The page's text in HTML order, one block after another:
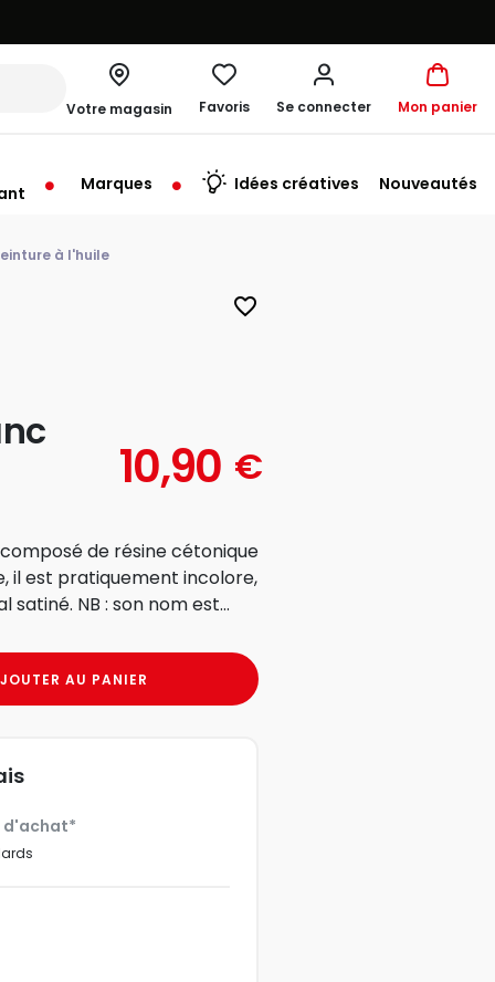
Votre magasin
à 19:30
Favoris Se connecter Mon panier
Marques Idées créatives Nouveautés
à l'huile
favorite_border
10,90 €
il est pratiquement incolore,
NB : son nom est...
AU PANIER
d'achat*